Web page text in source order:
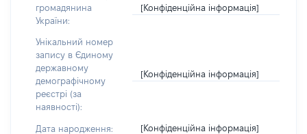
громадянина
України:
[Конфіденційна інформація]
Унікальний номер
запису в Єдиному
державному
демографічному
реєстрі (за
наявності):
[Конфіденційна інформація]
Дата народження: [Конфіденційна інформація]